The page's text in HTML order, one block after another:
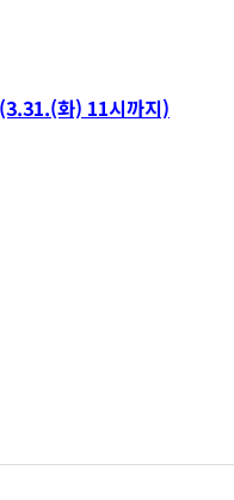
(3.31.(화) 11시까지)